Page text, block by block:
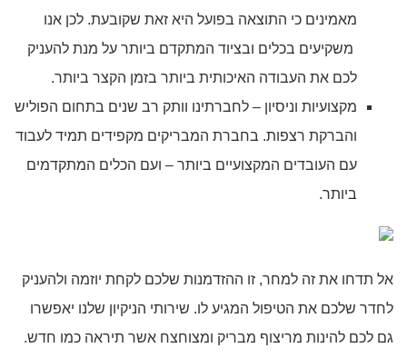
מאמינים כי התוצאה בפועל היא זאת שקובעת. לכן אנו
משקיעים בכלים ובציוד המתקדם ביותר על מנת להעניק
לכם את העבודה האיכותית ביותר בזמן הקצר ביותר.
מקצועיות וניסיון – לחברתינו וותק רב שנים בתחום הפוליש
והברקת רצפות. בחברת המבריקים מקפידים תמיד לעבוד
עם העובדים המקצועיים ביותר – ועם הכלים המתקדמים
ביותר.
אל תדחו את זה למחר, זו ההזדמנות שלכם לקחת יוזמה ולהעניק
לחדר שלכם את הטיפול המגיע לו. שירותי הניקיון שלנו יאפשרו
גם לכם להינות מריצוף מבריק ומצוחצח אשר תיראה כמו חדש.